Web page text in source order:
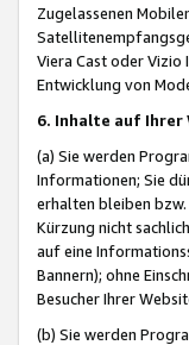
Zugelassenen
Viera Cast oder
Entwicklung von
6. Inhalte auf Ihrer
(a) Sie werden
Informationen; Sie
erhalten bleiben
Kürzung nicht
auf eine
Bannern); ohne
Besucher Ihrer
(b) Sie werden